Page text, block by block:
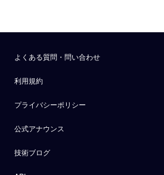
よくある質問・問い合わせ
利用規約
プライバシーポリシー
公式アナウンス
技術ブログ